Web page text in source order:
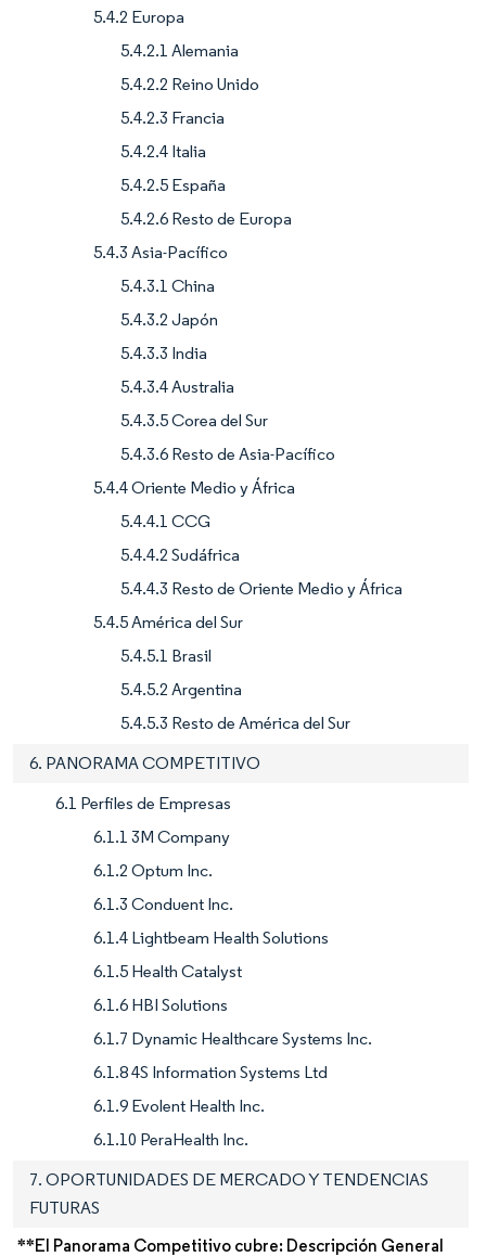
5.4.2 Europa
5.4.2.1 Alemania
5.4.2.2 Reino Unido
5.4.2.3 Francia
5.4.2.4 Italia
5.4.2.5 España
5.4.2.6 Resto de Europa
5.4.3 Asia-Pacífico
5.4.3.1 China
5.4.3.2 Japón
5.4.3.3 India
5.4.3.4 Australia
5.4.3.5 Corea del Sur
5.4.3.6 Resto de Asia-Pacífico
5.4.4 Oriente Medio y África
5.4.4.1 CCG
5.4.4.2 Sudáfrica
5.4.4.3 Resto de Oriente Medio y África
5.4.5 América del Sur
5.4.5.1 Brasil
5.4.5.2 Argentina
5.4.5.3 Resto de América del Sur
6. PANORAMA COMPETITIVO
6.1 Perfiles de Empresas
6.1.1 3M Company
6.1.2 Optum Inc.
6.1.3 Conduent Inc.
6.1.4 Lightbeam Health Solutions
6.1.5 Health Catalyst
6.1.6 HBI Solutions
6.1.7 Dynamic Healthcare Systems Inc.
6.1.8 4S Information Systems Ltd
6.1.9 Evolent Health Inc.
6.1.10 PeraHealth Inc.
7. OPORTUNIDADES DE MERCADO Y TENDENCIAS
FUTURAS
**El Panorama Competitivo cubre: Descripción General